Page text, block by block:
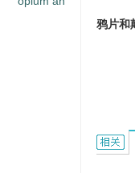
鸦片和
opium